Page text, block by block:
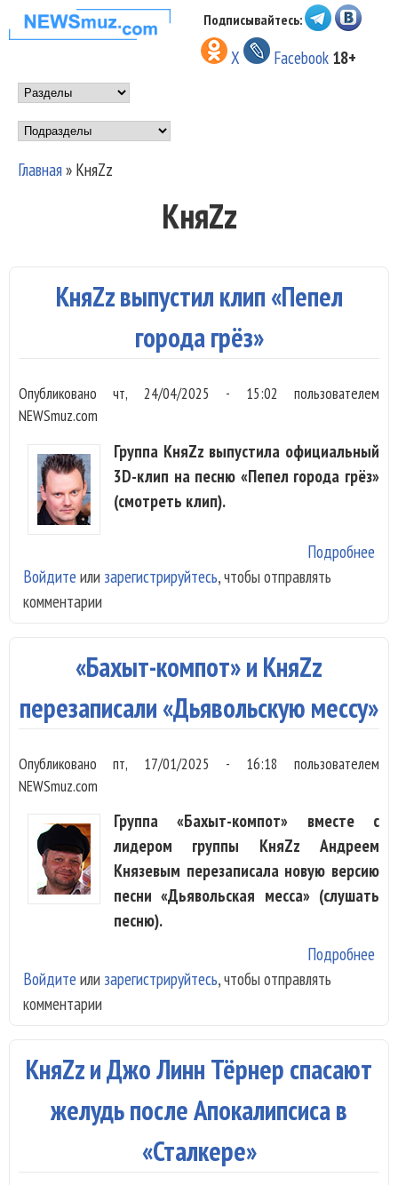
Перейти к основному
содержанию
НОВОСТИ
МУЗЫКИ И
ШОУ БИЗНЕСА
NEWSMUZ.COM
Подписывайтесь:
X Facebook 18+
Main menu
Подразделы
Главная» КняZz
КняZz
КняZz выпустил клип «Пепел
города грёз»
Опубликованочт, 24/04/2025 - 15:02 пользователем
NEWSmuz.com
Группа КняZz выпустила официальный
3D-клип на песню «Пепел города грёз»
(смотреть клип).
Подробнее
Войдите или зарегистрируйтесь, чтобы отправлять
комментарии
«Бахыт-компот» и КняZz
перезаписали «Дьявольскую мессу»
Опубликованопт, 17/01/2025 - 16:18 пользователем
NEWSmuz.com
Группа «Бахыт-компот» вместе с
лидером группы КняZz Андреем
Князевым перезаписала новую версию
песни «Дьявольская месса» (слушать
песню).
Подробнее
Войдите или зарегистрируйтесь, чтобы отправлять
комментарии
КняZz и Джо Линн Тёрнер спасают
желудь после Апокалипсиса в
«Сталкере»